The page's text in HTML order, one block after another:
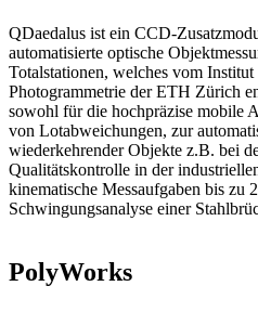
QDaedalus ist ein CCD-
automatisierte optische
Totalstationen, welches vom
Photogrammetrie der ETH Zürich
sowohl für die hochpräzise mobile
von Lotabweichungen, zur
wiederkehrender Objekte z.B. bei
Qualitätskontrolle in der
kinematische Messaufgaben bis zu
Schwingungsanalyse einer
PolyWorks